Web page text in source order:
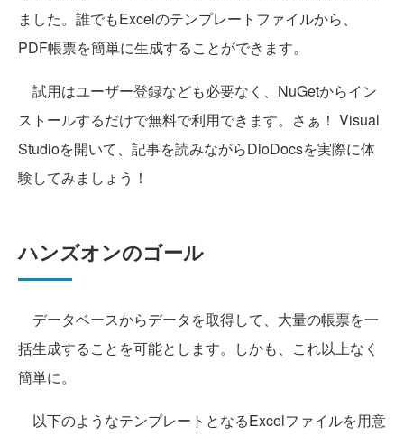
ました。誰でもExcelのテンプレートファイルから、
PDF帳票を簡単に生成することができます。
試用はユーザー登録なども必要なく、NuGetからイン
ストールするだけで無料で利用できます。さぁ！ Visual
Studioを開いて、記事を読みながらDioDocsを実際に体
験してみましょう！
ハンズオンのゴール
データベースからデータを取得して、大量の帳票を一
括生成することを可能とします。しかも、これ以上なく
簡単に。
以下のようなテンプレートとなるExcelファイルを用意